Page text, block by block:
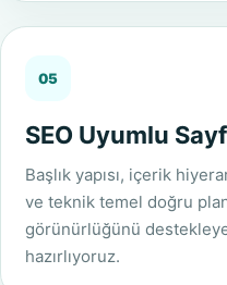
05
SEO Uyumlu
Başlık yapısı, içerik
ve teknik temel doğru
görünürlüğünü
hazırlıyoruz.